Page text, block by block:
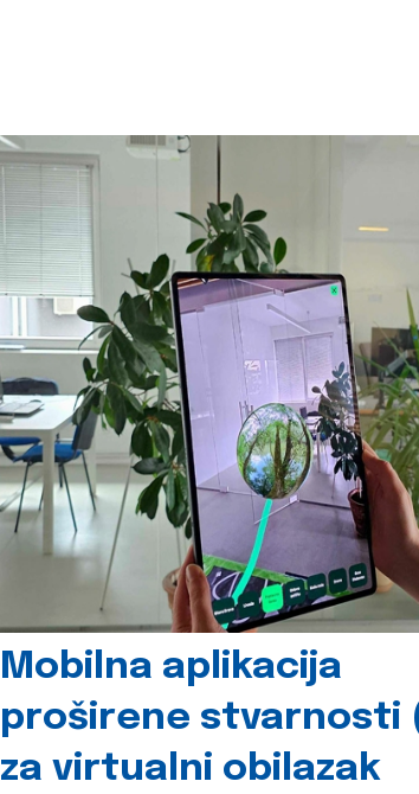
Mobilna aplikacija
proširene stvarnosti
za virtualni obilazak